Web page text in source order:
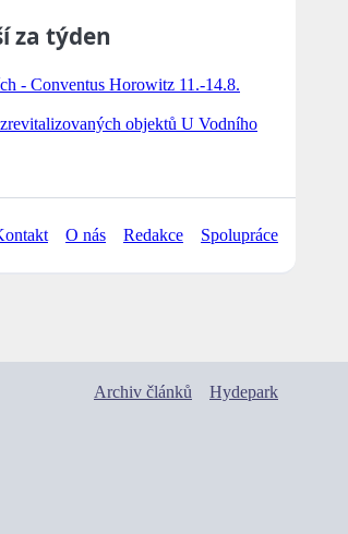
za týden
- Conventus Horowitz 11.-14.8.
objektů U Vodního
O nás Redakce Spolupráce
Archiv článků Hydepark